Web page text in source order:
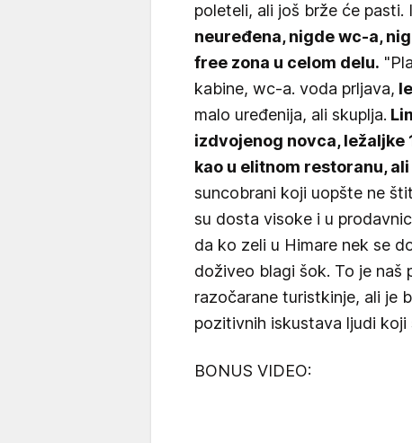
poleteli, ali još brže će pasti.
neuređena, nigde wc-a,
free zona u celom delu.
kabine, wc-a. voda prljava,
malo uređenija, ali skuplja.
izdvojenog novca, ležaljke
kao u elitnom restoranu,
suncobrani koji uopšte ne
su dosta visoke i u
da ko zeli u Himare nek se
doživeo blagi šok. To je naš
razočarane turistkinje, ali je
pozitivnih iskustava ljudi koji
BONUS VIDEO: